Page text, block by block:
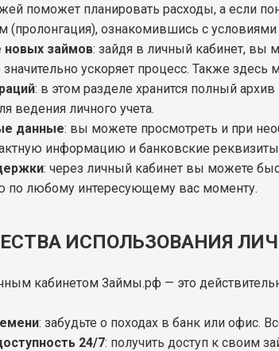
поможет планировать расходы, а если
(пролонгация), ознакомившись с
займов: зайдя в личный кабинет, вы
значительно ускоряет процесс. Также
: в этом разделе хранится полный
ведения личного учета.
данные: вы можете просмотреть и при
информацию и банковские
: через личный кабинет вы можете
по любому интересующему вас моменту.
ИСПОЛЬЗОВАНИЯ
кабинетом Займы.рф — это
: забудьте о походах в банк или офис.
24/7: получить доступ к своим